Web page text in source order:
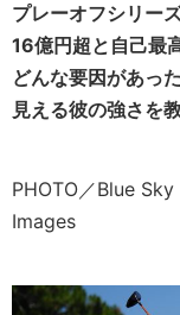
プレーオフシリー
16億円超と自己最
どんな要因があっ
見える彼の強さを
PHOTO／Blue
Images